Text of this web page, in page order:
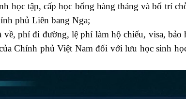
học tập, cấp học bổng hàng tháng và bố trí
phủ Liên bang Nga;
phí đi đường, lệ phí làm hộ chiếu, visa, bảo
Chính phủ Việt Nam đối với lưu học sinh